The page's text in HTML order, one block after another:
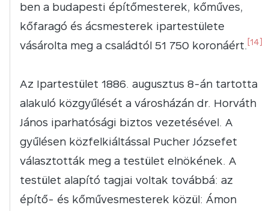
ben a budapesti építőmesterek, kőműves,
kőfaragó és ácsmesterek ipartestülete
vásárolta meg a családtól 51 750 koronáért. [14]
Az Ipartestület 1886. augusztus 8-án tartotta
alakuló közgyűlését a városházán dr. Horváth
János iparhatósági biztos vezetésével. A
gyűlésen közfelkiáltással Pucher Józsefet
választották meg a testület elnökének. A
testület alapító tagjai voltak továbbá: az
építő- és kőművesmesterek közül: Ámon